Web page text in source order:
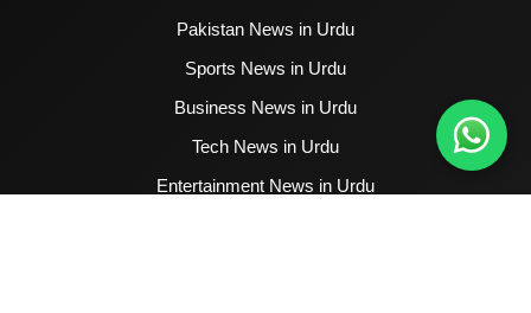
Pakistan News in Urdu
Sports News in Urdu
Business News in Urdu
Tech News in Urdu
Entertainment News in Urdu